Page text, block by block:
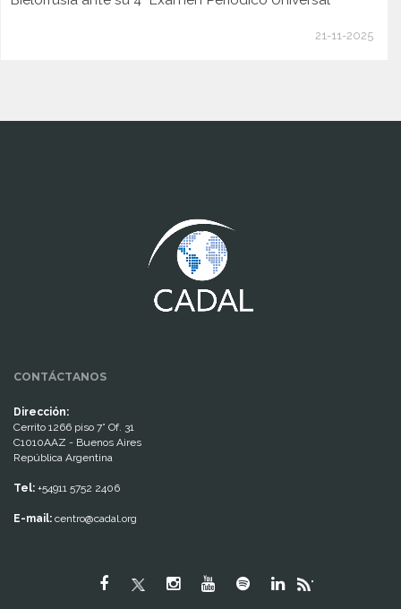
21-11-2025
CONTÁCTANOS
Dirección:
Cerrito 1266 piso 7° Of. 31
C1010AAZ - Buenos Aires
República Argentina
Tel: +54911 5752 2406
E-mail: centro@cadal.org
"